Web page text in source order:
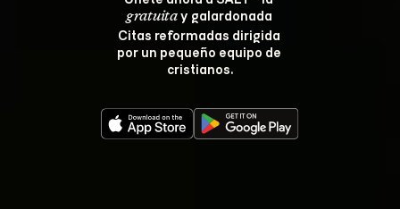
gratuita y galardonada
Citas reformadas dirigida
por un pequeño equipo de
cristianos.